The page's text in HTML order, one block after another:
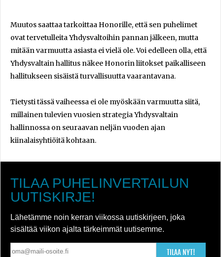
Muutos saattaa tarkoittaa Honorille, että sen puhelimet
ovat tervetulleita Yhdysvaltoihin pannan jälkeen, mutta
mitään varmuutta asiasta ei vielä ole. Voi edelleen olla, että
Yhdysvaltain hallitus näkee Honorin liitokset paikalliseen
hallitukseen sisäistä turvallisuutta vaarantavana.
Tietysti tässä vaiheessa ei ole myöskään varmuutta siitä,
millainen tulevien vuosien strategia Yhdysvaltain
hallinnossa on seuraavan neljän vuoden ajan
kiinalaisyhtiöitä kohtaan.
TILAA PUHELINVERTAILUN
UUTISKIRJE!
Lähetämme noin kerran viikossa uutiskirjeen, joka
sisältää viikon ajalta tärkeimmät uutisemme.
TILAA NYT!